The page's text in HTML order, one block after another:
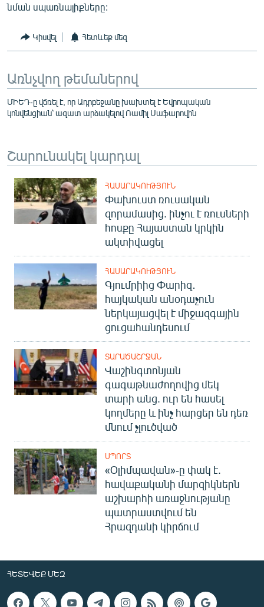
նման սպառնալիքները:
Կիսվել Հետևեք մեզ
Առնչվող թեմաներով
ՄԻԵԴ-ը վճռել է, որ Ադրբեջանը խախտել է Եվրոպական
կոնվենցիան՝ ազատ արձակելով Ռամիլ Սաֆարովին
Շարունակել կարդալ
ՀԱՍԱՐԱԿՈՒԹՅՈՒՆ
Փախուստ ռուսական
զորամասից. ինչու է ռուսների
հոսքը Հայաստան կրկին
ակտիվացել
ՀԱՍԱՐԱԿՈՒԹՅՈՒՆ
Գյումրիից Փարիզ․
հայկական անօդաչուն
ներկայացվել է միջազգային
ցուցահանդեսում
ՏԱՐԱԾԱՇՐՋԱՆ
Վաշինգտոնյան
գագաթնաժողովից մեկ
տարի անց. ուր են հասել
կողմերը և ինչ հարցեր են դեռ
մնում չլուծված
ՍՊՈՐՏ
«Օլիմպավան»-ը փակ է.
հավաքականի մարզիկներն
աշխարհի առաջնությանը
պատրաստվում են
Հրազդանի կիրճում
ՀԵՏԵՎԵՔ ՄԵԶ